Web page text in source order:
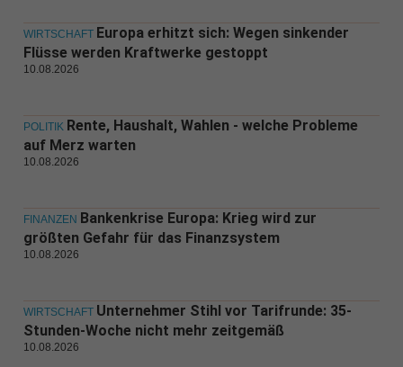
WIRTSCHAFT Europa erhitzt sich: Wegen sinkender
Flüsse werden Kraftwerke gestoppt
10.08.2026
POLITIK Rente, Haushalt, Wahlen - welche Probleme
auf Merz warten
10.08.2026
FINANZEN Bankenkrise Europa: Krieg wird zur
größten Gefahr für das Finanzsystem
10.08.2026
WIRTSCHAFT Unternehmer Stihl vor Tarifrunde: 35-
Stunden-Woche nicht mehr zeitgemäß
10.08.2026